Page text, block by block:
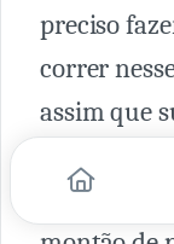
preciso
correr
assim que
Na cara e